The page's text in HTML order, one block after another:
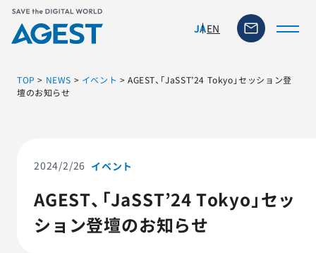
JAEN
ソリューション・サービス
脆弱性リスク管理ツール
TOP > NEWS > イベント >AGEST、「JaSST’24 Tokyo」セッション登
壇のお知らせ
2024/2/26 イベント
AGEST、「JaSST’24 Tokyo」セッ
ション登壇のお知らせ